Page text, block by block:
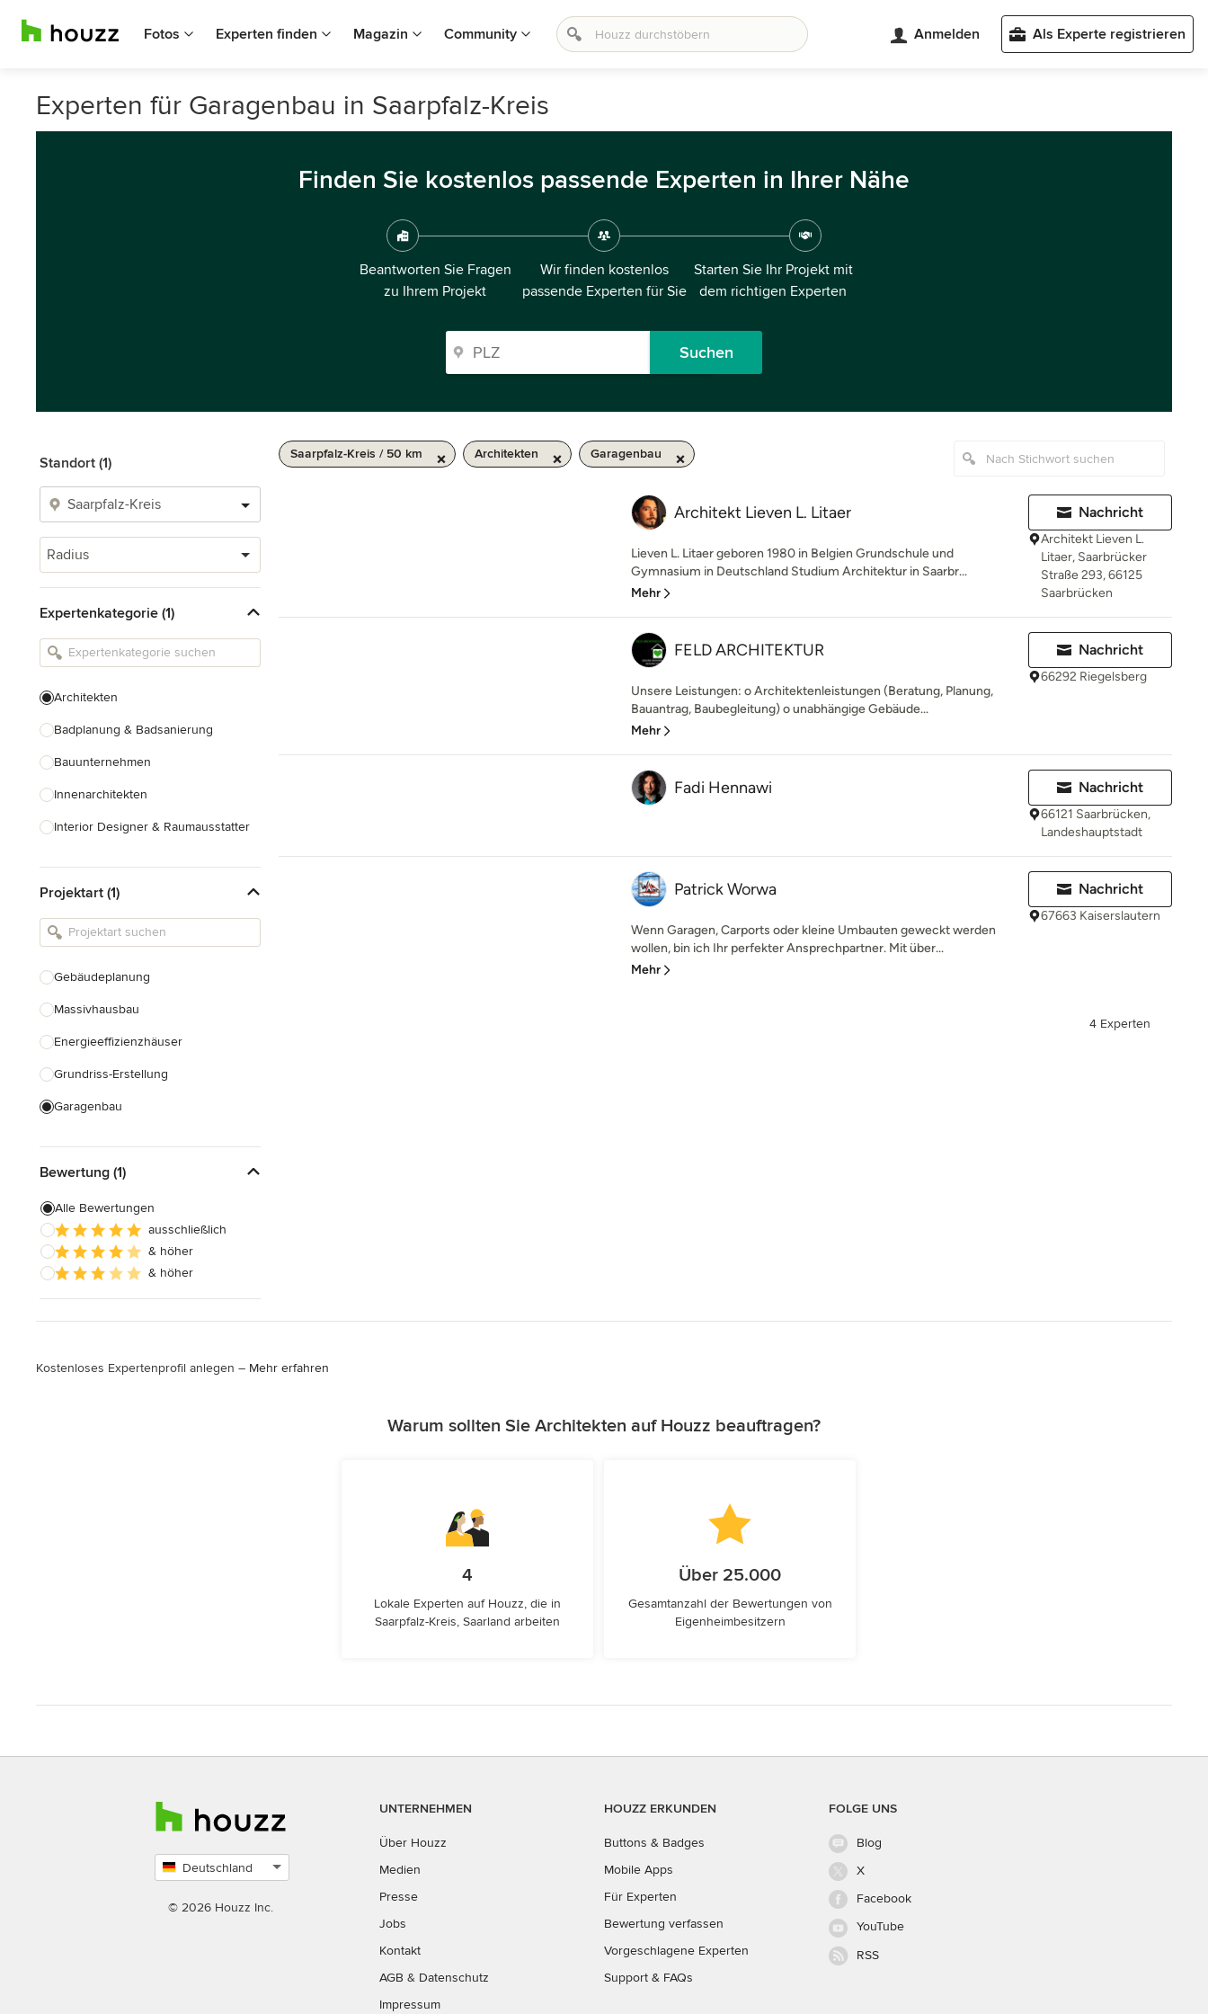
Fotos Experten finden Magazin Community Anmelden Als Experte registrieren
Experten für Garagenbau in Saarpfalz-Kreis
Finden Sie kostenlos passende Experten in Ihrer Nähe
Beantworten Sie Fragen
zu Ihrem Projekt
Wir finden kostenlos
passende Experten für Sie
Starten Sie Ihr Projekt mit
dem richtigen Experten
Suchen
Standort (1)
Radius
Expertenkategorie (1)
Architekten
Badplanung & Badsanierung
Bauunternehmen
Innenarchitekten
Interior Designer & Raumausstatter
Landschaftsarchitekten
Armaturen & Sanitärbedarf
Einbauschränke
Projektart (1)
Gebäudeplanung
Massivhausbau
Energieeffizienzhäuser
Grundriss-Erstellung
Garagenbau
Baudenkmalpflege
Hausanbau
Hauserweiterungen
Hausbau
Bewertung (1)
Alle Bewertungen
ausschließlich
& höher
& höher
Saarpfalz-Kreis / 50 km Architekten Garagenbau
Architekt Lieven L. Litaer
Lieven L. Litaer geboren 1980 in Belgien Grundschule und
Gymnasium in Deutschland Studium Architektur in Saarbr...
Mehr
Nachricht
Architekt Lieven L.
Litaer, Saarbrücker
Straße 293, 66125
Saarbrücken
FELD ARCHITEKTUR
Unsere Leistungen: o Architektenleistungen (Beratung, Planung,
Bauantrag, Baubegleitung) o unabhängige Gebäude...
Mehr
Nachricht
66292 Riegelsberg
Fadi Hennawi Nachricht
66121 Saarbrücken,
Landeshauptstadt
Patrick Worwa
Wenn Garagen, Carports oder kleine Umbauten geweckt werden
wollen, bin ich Ihr perfekter Ansprechpartner. Mit über...
Mehr
Nachricht
67663 Kaiserslautern
4 Experten
Kostenloses Expertenprofil anlegen – Mehr erfahren
Warum sollten Sie Architekten auf Houzz beauftragen?
4
Lokale Experten auf Houzz, die in
Saarpfalz-Kreis, Saarland arbeiten
Über 25.000
Gesamtanzahl der Bewertungen von
Eigenheimbesitzern
Deutschland
auswählen
© 2026 Houzz Inc.
UNTERNEHMEN
Über Houzz
Medien
Presse
Jobs
Kontakt
AGB & Datenschutz
Impressum
HOUZZ ERKUNDEN
Buttons & Badges
Mobile Apps
Für Experten
Bewertung verfassen
Vorgeschlagene Experten
Support & FAQs
FOLGE UNS
Blog
X
Facebook
YouTube
RSS